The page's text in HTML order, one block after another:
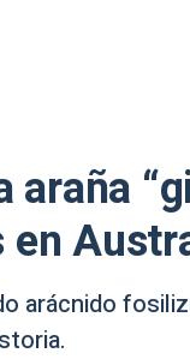
en
arácnido